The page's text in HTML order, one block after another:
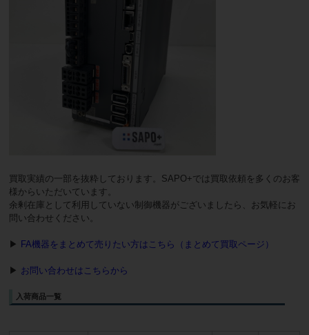
買取実績の一部を抜粋しております。SAPO+では買取依頼を多くのお客
様からいただいています。
余剰在庫として利用していない制御機器がございましたら、お気軽にお
問い合わせください。
▶ FA機器をまとめて売りたい方はこちら（まとめて買取ページ）
▶ お問い合わせはこちらから
入荷商品一覧